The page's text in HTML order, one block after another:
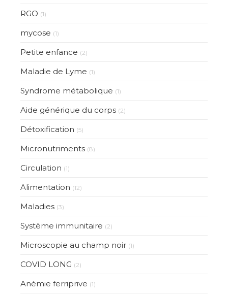
RGO (1)
mycose (1)
Petite enfance (2)
Maladie de Lyme (1)
Syndrome métabolique (1)
Aide générique du corps (2)
Détoxification (5)
Micronutriments (8)
Circulation (1)
Alimentation (12)
Maladies (3)
Système immunitaire (2)
Microscopie au champ noir (1)
COVID LONG (2)
Anémie ferriprive (1)